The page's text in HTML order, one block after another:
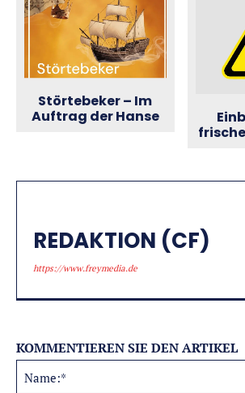
Störtebeker – Im
Auftrag der Hanse
REDAKTION (CF)
https://www.freymedia.de
KOMMENTIEREN SIE DEN ARTIKEL